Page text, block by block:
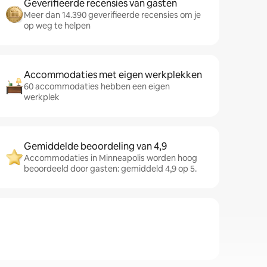
Geverifieerde recensies van gasten
Meer dan 14.390 geverifieerde recensies om je
op weg te helpen
Accommodaties met eigen werkplekken
60 accommodaties hebben een eigen
werkplek
Gemiddelde beoordeling van 4,9
Accommodaties in Minneapolis worden hoog
beoordeeld door gasten: gemiddeld 4,9 op 5.